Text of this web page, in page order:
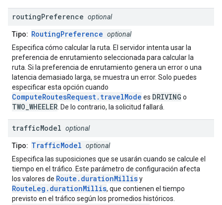
routingPreference optional
Tipo: RoutingPreference optional
Especifica cómo calcular la ruta. El servidor intenta usar la
preferencia de enrutamiento seleccionada para calcular la
ruta. Si la preferencia de enrutamiento genera un error o una
latencia demasiado larga, se muestra un error. Solo puedes
especificar esta opción cuando
ComputeRoutesRequest.travelMode es DRIVING o
TWO_WHEELER . De lo contrario, la solicitud fallará.
trafficModel optional
Tipo: TrafficModel optional
Especifica las suposiciones que se usarán cuando se calcule el
tiempo en el tráfico. Este parámetro de configuración afecta
los valores de Route.durationMillisy
RouteLeg.durationMillis, que contienen el tiempo
previsto en el tráfico según los promedios históricos.